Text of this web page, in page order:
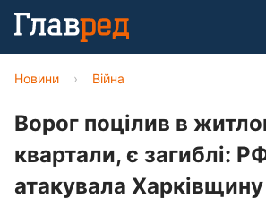
Новини › Війна
Ворог поцілив в
квартали, є загиблі:
атакувала Харківщину